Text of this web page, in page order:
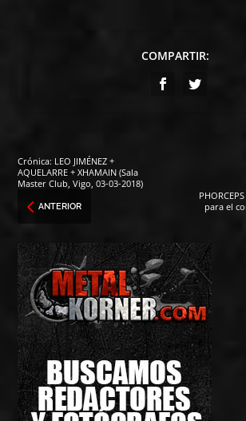
COMPARTIR:
Crónica: LEO JIMÉNEZ +
AQUELARRE + XHAMAIN (Sala
Master Club, Vigo, 03-03-2018)
ANTERIOR
para el